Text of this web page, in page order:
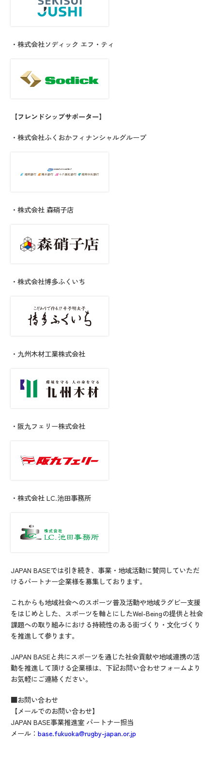
・株式会社ソディック エフ・ティ
【フレンドシップサポーター】
・株式会社ふくおかフィナンシャルグループ
・株式会社 森硝子店
・株式会社博多ふくいち
・九州木材工業株式会社
・阪九フェリー株式会社
・株式会社 LC.池田事務所
JAPAN BASEでは引き続き、事業・地域活動に賛同していただ
けるパートナー企業様を募集しております。
これからも地域社会へのスポーツ普及活動や地域ラグビー支援
をはじめとした、スポーツを軸とにしたWel-Beingの提供と社会
課題への取り組みにおける持続性のある街づくり・文化づくり
を推進して参ります。
JAPAN BASEと共にスポーツを通じた社会貢献や地域連携の活
動を推進して頂ける企業様は、下記お問い合わせフォームより
お気軽にご連絡ください。
■お問い合わせ
【メールでのお問い合わせ】
JAPAN BASE事業推進室 パートナー担当
メール：base.fukuoka@rugby-japan.or.jp